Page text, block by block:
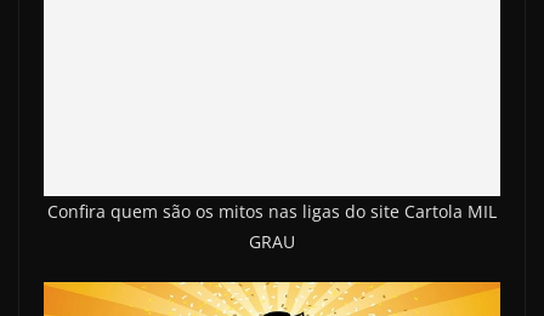
Confira quem são os mitos nas ligas do site Cartola MIL
GRAU